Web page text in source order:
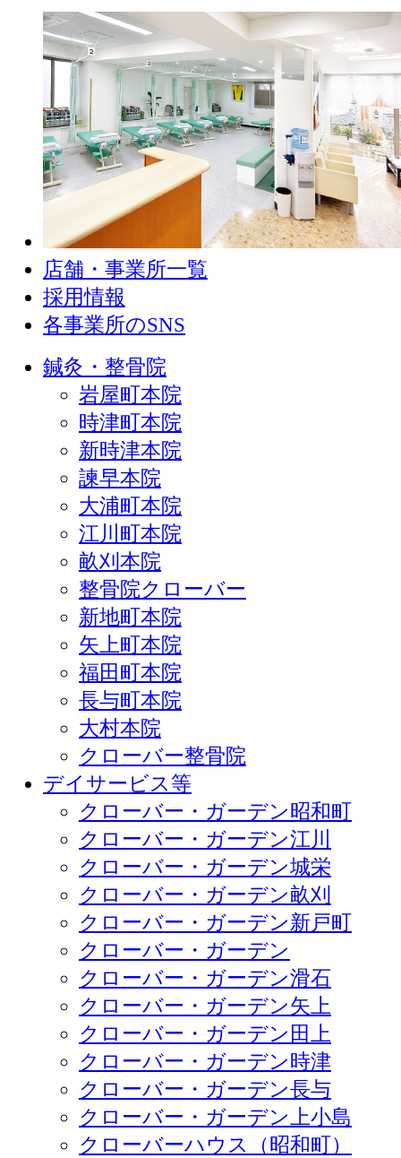
店舗・事業所一覧
採用情報
各事業所のSNS
鍼灸・整骨院
岩屋町本院
時津町本院
新時津本院
諫早本院
大浦町本院
江川町本院
畝刈本院
整骨院クローバー
新地町本院
矢上町本院
福田町本院
長与町本院
大村本院
クローバー整骨院
デイサービス等
クローバー・ガーデン昭和町
クローバー・ガーデン江川
クローバー・ガーデン城栄
クローバー・ガーデン畝刈
クローバー・ガーデン新戸町
クローバー・ガーデン
クローバー・ガーデン滑石
クローバー・ガーデン矢上
クローバー・ガーデン田上
クローバー・ガーデン時津
クローバー・ガーデン長与
クローバー・ガーデン上小島
クローバーハウス（昭和町）